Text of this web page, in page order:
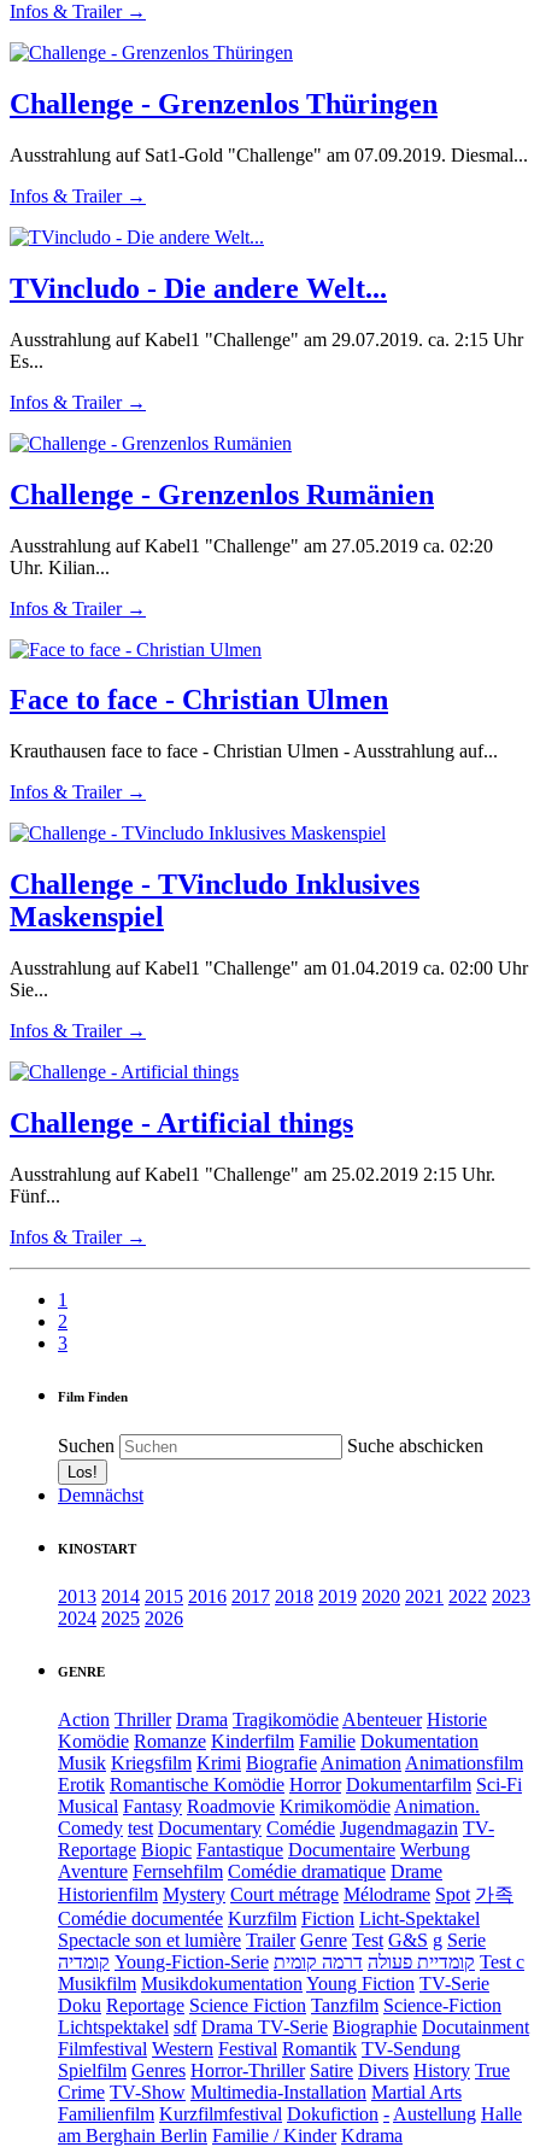
Infos & Trailer →
Challenge - Grenzenlos Thüringen
Ausstrahlung auf Sat1-Gold "Challenge" am 07.09.2019. Diesmal...
Infos & Trailer →
TVincludo - Die andere Welt...
Ausstrahlung auf Kabel1 "Challenge" am 29.07.2019. ca. 2:15 Uhr
Es...
Infos & Trailer →
Challenge - Grenzenlos Rumänien
Ausstrahlung auf Kabel1 "Challenge" am 27.05.2019 ca. 02:20
Uhr. Kilian...
Infos & Trailer →
Face to face - Christian Ulmen
Krauthausen face to face - Christian Ulmen - Ausstrahlung auf...
Infos & Trailer →
Challenge - TVincludo Inklusives
Maskenspiel
Ausstrahlung auf Kabel1 "Challenge" am 01.04.2019 ca. 02:00 Uhr
Sie...
Infos & Trailer →
Challenge - Artificial things
Ausstrahlung auf Kabel1 "Challenge" am 25.02.2019 2:15 Uhr.
Fünf...
Infos & Trailer →
1
2
3
Film Finden
Suchen Suche abschicken
Demnächst
KINOSTART
2013 2014 2015 2016 2017 2018 2019 2020 2021 2022 2023
2024 2025 2026
GENRE
Action Thriller Drama Tragikomödie Abenteuer Historie
Komödie Romanze Kinderfilm Familie Dokumentation
Musik Kriegsfilm Krimi Biografie Animation Animationsfilm
Erotik Romantische Komödie Horror Dokumentarfilm Sci-Fi
Musical Fantasy Roadmovie Krimikomödie Animation.
Comedy test Documentary Comédie Jugendmagazin TV-
Reportage Biopic Fantastique Documentaire Werbung
Aventure Fernsehfilm Comédie dramatique Drame
Historienfilm Mystery Court métrage Mélodrame Spot 가족
Comédie documentée Kurzfilm Fiction Licht-Spektakel
Spectacle son et lumière Trailer Genre Test G&S g Serie
קומדיה Young-Fiction-Serie קומדיית פעולה דרמה קומית
Test c
Musikfilm Musikdokumentation Young Fiction TV-Serie
Doku Reportage Science Fiction Tanzfilm Science-Fiction
Lichtspektakel sdf Drama TV-Serie Biographie Docutainment
Filmfestival Western Festival Romantik TV-Sendung
Spielfilm Genres Horror-Thriller Satire Divers History True
Crime TV-Show Multimedia-Installation Martial Arts
Familienfilm Kurzfilmfestival Dokufiction - Austellung Halle
am Berghain Berlin Familie / Kinder Kdrama